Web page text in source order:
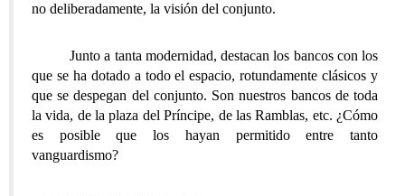
no deliberadamente, la visión del conjunto.
Junto a tanta modernidad, destacan los bancos con los
que se ha dotado a todo el espacio, rotundamente clásicos y
que se despegan del conjunto. Son nuestros bancos de toda
la vida, de la plaza del Príncipe, de las Ramblas, etc. ¿Cómo
es posible que los hayan permitido entre tanto
vanguardismo?